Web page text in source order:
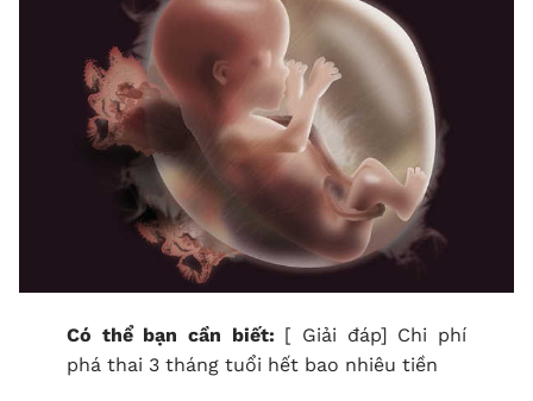
Có thể bạn cần biết: [ Giải đáp] Chi phí
phá thai 3 tháng tuổi hết bao nhiêu tiền